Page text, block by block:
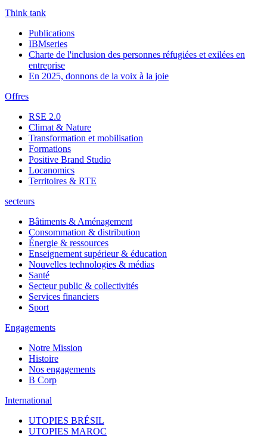
Think tank
Publications
IBMseries
Charte de l'inclusion des personnes réfugiées et exilées en
entreprise
En 2025, donnons de la voix à la joie
Offres
RSE 2.0
Climat & Nature
Transformation et mobilisation
Formations
Positive Brand Studio
Locanomics
Territoires & RTE
secteurs
Bâtiments & Aménagement
Consommation & distribution
Énergie & ressources
Enseignement supérieur & éducation
Nouvelles technologies & médias
Santé
Secteur public & collectivités
Services financiers
Sport
Engagements
Notre Mission
Histoire
Nos engagements
B Corp
International
UTOPIES BRÉSIL
UTOPIES MAROC